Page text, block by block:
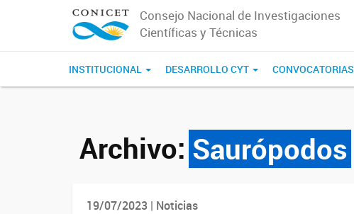
Consejo Nacional de Investigaciones
Científicas y Técnicas
INSTITUCIONAL DESARROLLO CYT CONVOCATORIAS
Archivo: Saurópodos
19/07/2023 | Noticias